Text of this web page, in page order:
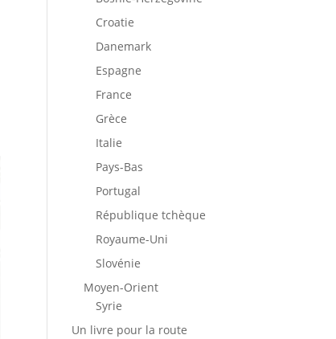
Croatie
Danemark
Espagne
France
Grèce
Italie
Pays-Bas
Portugal
République tchèque
Royaume-Uni
Slovénie
Moyen-Orient
Syrie
Un livre pour la route